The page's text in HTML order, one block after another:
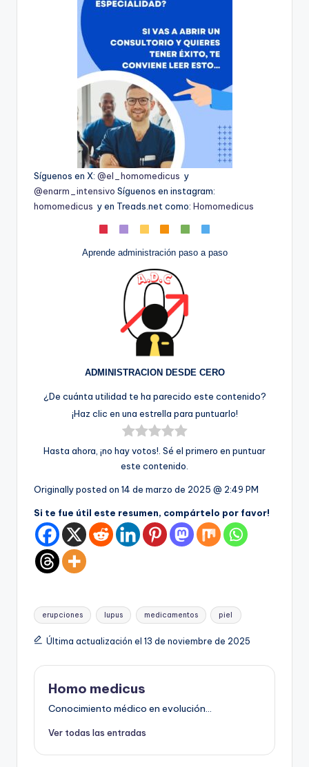
Síguenos en X: @el_homomedicus y
@enarm_intensivo Síguenos en instagram:
homomedicus y en Treads.net como: Homomedicus
Aprende administración paso a paso
ADMINISTRACION DESDE CERO
¿De cuánta utilidad te ha parecido este contenido?
¡Haz clic en una estrella para puntuarlo!
Hasta ahora, ¡no hay votos!. Sé el primero en puntuar
este contenido.
Originally posted on 14 de marzo de 2025 @ 2:49 PM
Si te fue útil este resumen, compártelo por favor!
Etiquetas:
erupciones lupus medicamentos piel
Última actualización el 13 de noviembre de 2025
Homo medicus
Conocimiento médico en evolución...
Ver todas las entradas